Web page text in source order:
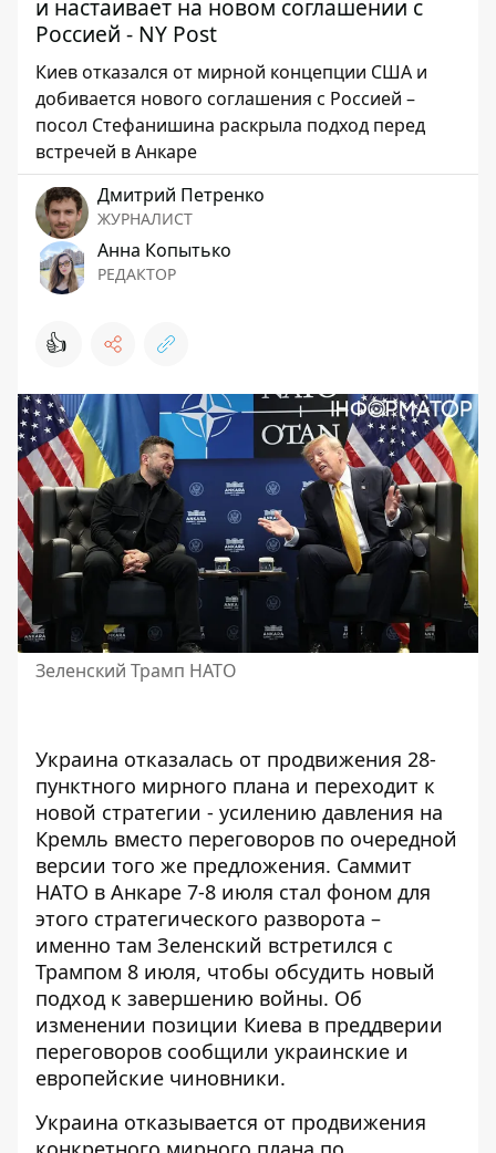
и настаивает на новом соглашении с
Россией - NY Post
Киев отказался от мирной концепции США и
добивается нового соглашения с Россией –
посол Стефанишина раскрыла подход перед
встречей в Анкаре
Дмитрий Петренко
ЖУРНАЛИСТ
Анна Копытько
РЕДАКТОР
👍
Зеленский Трамп НАТО
Украина отказалась от продвижения 28-
пунктного мирного плана и переходит к
новой стратегии - усилению давления на
Кремль вместо переговоров по очередной
версии того же предложения. Саммит
НАТО в Анкаре 7-8 июля стал фоном для
этого стратегического разворота –
именно там Зеленский встретился с
Трампом 8 июля, чтобы обсудить новый
подход к завершению войны. Об
изменении позиции Киева в преддверии
переговоров сообщили украинские и
европейские чиновники.
Украина отказывается от продвижения